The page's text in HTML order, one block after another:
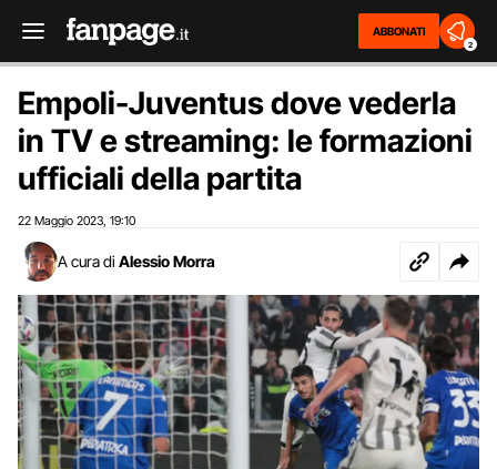
ABBONATI
2
Empoli-Juventus dove vederla
in TV e streaming: le formazioni
ufficiali della partita
22 Maggio 2023 19:10
A cura di Alessio Morra